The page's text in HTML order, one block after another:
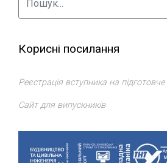
Корисні посилання
Реєстрація вступника на підготовче
Сайт для випускників